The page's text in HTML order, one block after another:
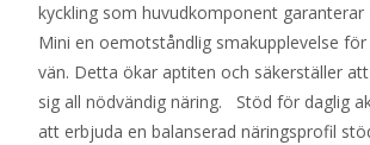
kyckling som huvudkomponent garanterar
Mini en oemotståndlig smakupplevelse
vän. Detta ökar aptiten och säkerställer
sig all nödvändig näring. Stöd för daglig
att erbjuda en balanserad näringsprofil